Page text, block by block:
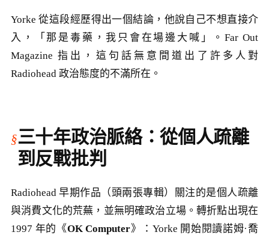
Yorke 從這段經歷得出一個結論，他說自己不想直接介
入，「那是毒藥，我只會在場邊大喊」。Far Out
Magazine 指出，這句話無意間道出了許多人對
Radiohead 政治態度的不滿所在。
三十年政治脈絡：從個人疏離
到反戰批判
Radiohead 早期作品（頭兩張專輯）關注的是個人疏離
與消費文化的荒蕪，並無明確政治立場。轉折點出現在
1997 年的《OK Computer》：Yorke 開始閱讀諾姆·喬